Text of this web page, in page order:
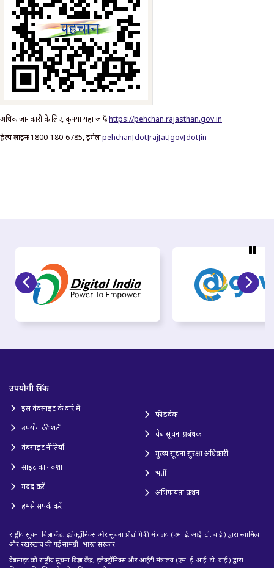
अधिक जानकारी के लिए, कृपया यहां जाएँःhttps://pehchan.rajasthan.gov.in
हेल्प लाइनः 1800-180-6785, ईमेलःpehchan[dot]raj[at]gov[dot]in
उपयोगी लिंक
इस वेबसाइट के बारे में
उपयोग की शर्तें
वेबसाइट नीतियाँ
साइट का नक्शा
मदद करें
हमसे संपर्क करें
फीडबैक
वेब सूचना प्रबंधक
मुख्य सूचना सुरक्षा अधिकारी
भर्ती
अभिगम्यता कथन
राष्ट्रीय सूचना विज्ञान केंद्र, इलेक्ट्रॉनिक्स और सूचना प्रौद्योगिकी मंत्रालय (एम. ई. आई. टी. वाई.) द्वारा स्वामित्व
और रखरखाव की गई सामग्री। भारत सरकार
वेबसाइट को राष्ट्रीय सूचना विज्ञान केंद्र, इलेक्ट्रॉनिक्स और आईटी मंत्रालय (एम. ई. आई. टी. वाई.) द्वारा